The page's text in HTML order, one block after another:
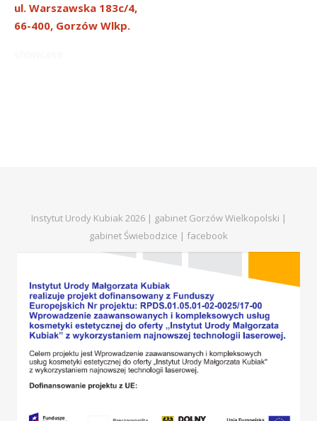
ul. Warszawska 183c/4,
66-400, Gorzów Wlkp.
Instytut Urody Kubiak 2026 | gabinet Gorzów Wielkopolski |
gabinet Świebodzice | facebook